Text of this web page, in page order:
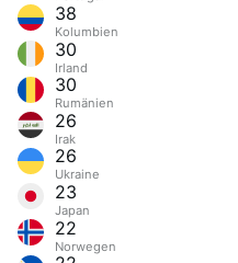
38
Kolumbien
30
Irland
30
Rumänien
26
Irak
26
Ukraine
23
Japan
22
Norwegen